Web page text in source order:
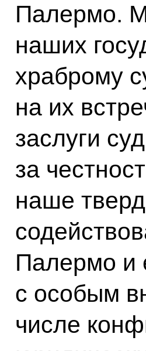
Палермо.
наших
храброму
на их
заслуги
за
наше
Палермо и
с особым
числе